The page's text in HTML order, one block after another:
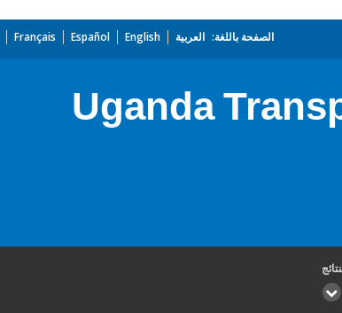
الصفحة باللغة: العربية English
Español
Français
Uganda